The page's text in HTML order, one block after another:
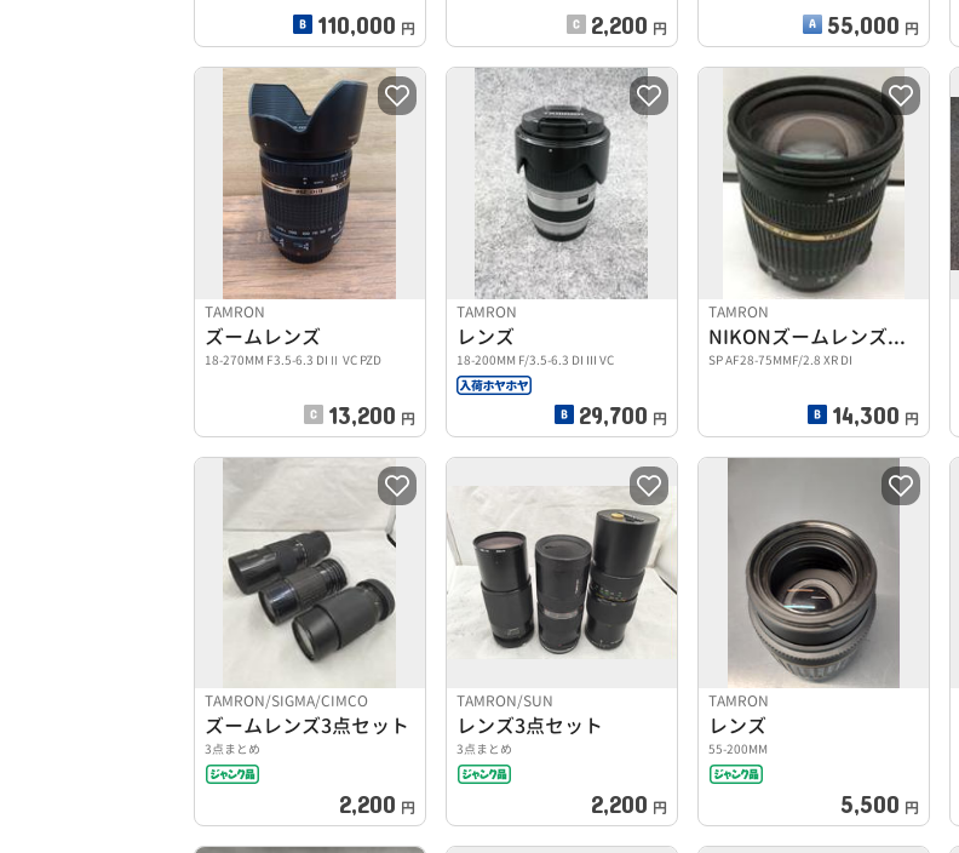
110,000 円 2,200 円 55,000 円
TAMRON
ズームレンズ
18-270MM F3.5-6.3 DIⅡ VC PZD
13,200 円
TAMRON
レンズ
18-200MM F/3.5-6.3 DI III VC
29,700 円
TAMRON
NIKONズームレンズ『SP AF28-75MMF/2.8』
SP AF28-75MMF/2.8 XR DI
14,300 円
TAMRON/SIGMA/CIMCO
ズームレンズ3点セット
3点まとめ
2,200 円
TAMRON/SUN
レンズ3点セット
3点まとめ
2,200 円
TAMRON
レンズ
55-200MM
5,500 円